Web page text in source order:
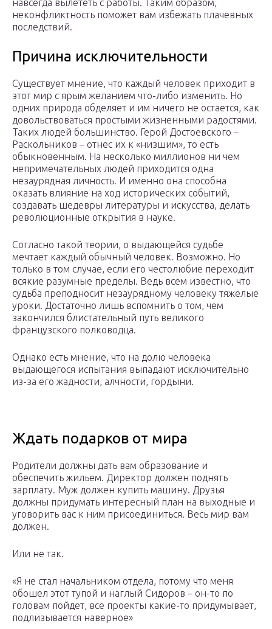
навсегда вылететь с работы. Таким образом,
неконфликтность поможет вам избежать плачевных
последствий.
Причина исключительности
Существует мнение, что каждый человек приходит в
этот мир с ярым желанием что-либо изменить. Но
одних природа обделяет и им ничего не остается, как
довольствоваться простыми жизненными радостями.
Таких людей большинство. Герой Достоевского –
Раскольников – отнес их к «низшим», то есть
обыкновенным. На несколько миллионов ни чем
непримечательных людей приходится одна
незаурядная личность. И именно она способна
оказать влияние на ход исторических событий,
создавать шедевры литературы и искусства, делать
революционные открытия в науке.
Согласно такой теории, о выдающейся судьбе
мечтает каждый обычный человек. Возможно. Но
только в том случае, если его честолюбие переходит
всякие разумные пределы. Ведь всем известно, что
судьба преподносит незаурядному человеку тяжелые
уроки. Достаточно лишь вспомнить о том, чем
закончился блистательный путь великого
французского полководца.
Однако есть мнение, что на долю человека
выдающегося испытания выпадают исключительно
из-за его жадности, алчности, гордыни.
Ждать подарков от мира
Родители должны дать вам образование и
обеспечить жильем. Директор должен поднять
зарплату. Муж должен купить машину. Друзья
должны придумать интересный план на выходные и
уговорить вас к ним присоединиться. Весь мир вам
должен.
Или не так.
«Я не стал начальником отдела, потому что меня
обошел этот тупой и наглый Сидоров – он-то по
головам пойдет, все проекты какие-то придумывает,
подлизывается наверное»